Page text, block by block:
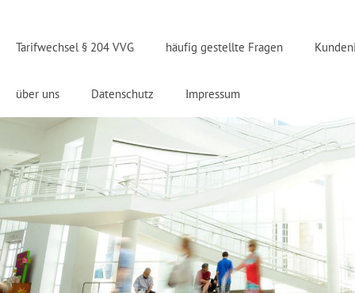
Tarifwechsel § 204 VVG häufig gestellte Fragen
über uns Datenschutz Impressum